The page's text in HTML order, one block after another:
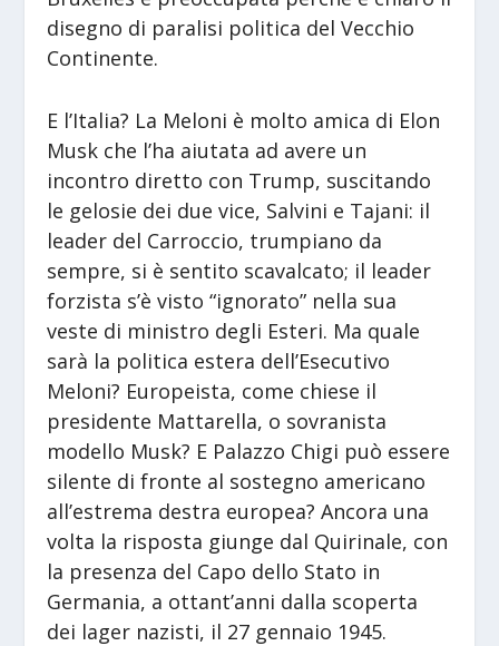
disegno di paralisi politica del Vecchio
Continente.
E l’Italia? La Meloni è molto amica di Elon
Musk che l’ha aiutata ad avere un
incontro diretto con Trump, suscitando
le gelosie dei due vice, Salvini e Tajani: il
leader del Carroccio, trumpiano da
sempre, si è sentito scavalcato; il leader
forzista s’è visto “ignorato” nella sua
veste di ministro degli Esteri. Ma quale
sarà la politica estera dell’Esecutivo
Meloni? Europeista, come chiese il
presidente Mattarella, o sovranista
modello Musk? E Palazzo Chigi può essere
silente di fronte al sostegno americano
all’estrema destra europea? Ancora una
volta la risposta giunge dal Quirinale, con
la presenza del Capo dello Stato in
Germania, a ottant’anni dalla scoperta
dei lager nazisti, il 27 gennaio 1945.